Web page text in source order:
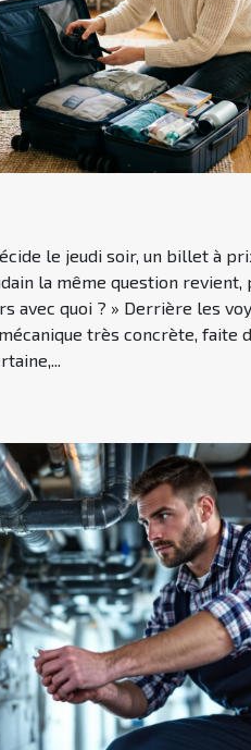
le jeudi soir, un billet à
la même question revient,
avec quoi ? » Derrière les
très concrète, faite